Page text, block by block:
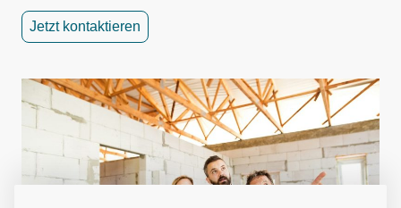
Jetzt kontaktieren